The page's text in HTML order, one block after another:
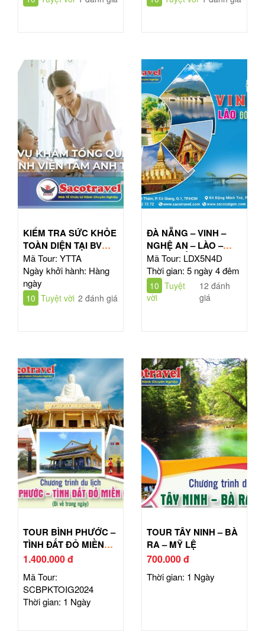
KIỂM TRA SỨC KHỎE
TOÀN DIỆN TẠI BV
TÂM ANH HỒ CHÍ
MINH
Mã Tour: YTTA
Ngày khởi hành: Hàng
ngày
10 Tuyệt vời 2 đánh giá
ĐÀ NẴNG – VINH –
NGHỆ AN – LÀO –
ĐÔNG BẮC THÁI LAN
| TOUR 5N4Đ
Mã Tour: LDX5N4D
Thời gian: 5 ngày 4 đêm
10 Tuyệt
vời
12 đánh
giá
TOUR BÌNH PHƯỚC –
TÌNH ĐẤT ĐỎ MIỀN
ĐÔNG
1.400.000 đ
Mã Tour:
SCBPKTOIG2024
Thời gian: 1 Ngày
TOUR TÂY NINH – BÀ
RA – MỸ LỆ
700.000 đ
Thời gian: 1 Ngày